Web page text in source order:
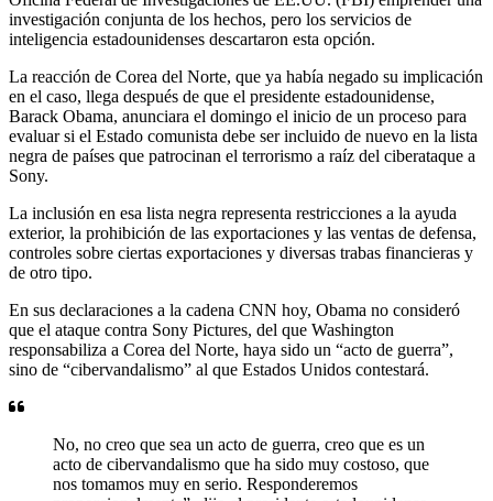
investigación conjunta de los hechos, pero los servicios de
inteligencia estadounidenses descartaron esta opción.
La reacción de Corea del Norte, que ya había negado su implicación
en el caso, llega después de que el presidente estadounidense,
Barack Obama, anunciara el domingo el inicio de un proceso para
evaluar si el Estado comunista debe ser incluido de nuevo en la lista
negra de países que patrocinan el terrorismo a raíz del ciberataque a
Sony.
La inclusión en esa lista negra representa restricciones a la ayuda
exterior, la prohibición de las exportaciones y las ventas de defensa,
controles sobre ciertas exportaciones y diversas trabas financieras y
de otro tipo.
En sus declaraciones a la cadena CNN hoy, Obama no consideró
que el ataque contra Sony Pictures, del que Washington
responsabiliza a Corea del Norte, haya sido un “acto de guerra”,
sino de “cibervandalismo” al que Estados Unidos contestará.
No, no creo que sea un acto de guerra, creo que es un
acto de cibervandalismo que ha sido muy costoso, que
nos tomamos muy en serio. Responderemos